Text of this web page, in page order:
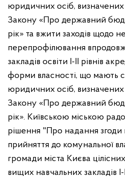
юридичних осіб,
Закону «Про державний
рік» та вжити заходів щодо
перепрофілювання
закладів освіти I-II рівнів
форми власності, що мають
юридичних осіб,
Закону «Про державний
рік». Київською міською
рішення "Про надання згоди
прийняття до комунальної
громади міста Києва
вищих навчальних закладів І-